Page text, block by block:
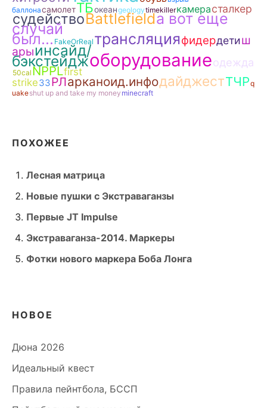
баллонасамолетТБокеанgeologytimekillerкамерасталкер
судействоBattlefieldа вот еще
случай
был...FakeOrReal трансляцияфидердетиш
арыинсайд/
бэкстейджоборудованиеодежда
50cal NPPLfirst
strikeЗЗРЛарканоид.инфодайджестТЧРq
uakeshut up and take my money minecraft
ПОХОЖЕЕ
Лесная матрица
Новые пушки с Экстраваганзы
Первые JT Impulse
Экстраваганза-2014. Маркеры
Фотки нового маркера Боба Лонга
НОВОЕ
Дюна 2026
Идеальный квест
Правила пейнтбола, БССП